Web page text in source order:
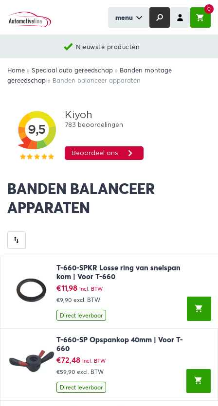
menu
0
Nieuwste producten
Home » Speciaal auto gereedschap » Banden montage
gereedschap » Banden balanceer apparaten
BANDEN BALANCEER
APPARATEN
T-660-SPKR Losse ring van snelspan
kom | Voor T-660
€11,98 incl. BTW
€9,90 excl. BTW
Direct leverbaar
T-660-SP Opspankop 40mm | Voor T-
660
€72,48 incl. BTW
€59,90 excl. BTW
Direct leverbaar